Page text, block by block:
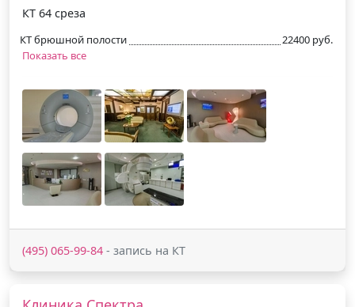
КТ 64 среза
КТ брюшной полости
22400 руб.
Показать все
(495) 065-99-84 - запись на КТ